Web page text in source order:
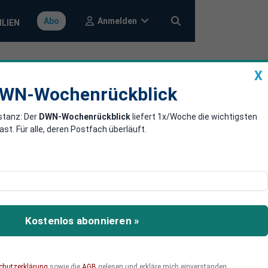
Abo Anmelden
Demokraten
Mehrheit
den Unterschied
Carolina und
Bank für sich
da täuscht. Der
X
Wochenrückblick
Der DWN-Wochenrückblick liefert 1x/Woche die wichtigsten
Für alle, deren Postfach überläuft.
Kostenlos abonnieren »